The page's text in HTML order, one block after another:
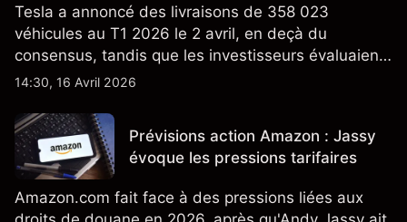
Tesla a annoncé des livraisons de 358 023
véhicules au T1 2026 le 2 avril, en deçà du
consensus, tandis que les investisseurs évaluaient
également la croissance des stocks et les projets
nouveau SUV. Découvrez les objectifs de cours
TSLA d'analystes tiers.
14:30, 16 Avril 2026
Prévisions action Amazon : Jassy
évoque les pressions tarifaires
Amazon.com fait face à des pressions liées aux